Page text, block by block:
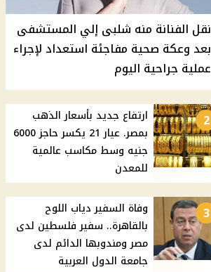
نقل الفنانة منه شلبى إلي المستشفى
بعد وعكة صحية مفاجئة استعداد لإجراء
عملية جراحية اليوم
2
ارتفاع جديد بأسعار الذهب
بمصر. عيار 21 يكسر حاجز 6000
جنيه وسط مكاسب عالمية
للمعدن
3
وفاة السفير دياب اللوح
بالقاهرة.. سفير فلسطين لدى
مصر ومندوبها الدائم لدى
جامعة الدول العربية